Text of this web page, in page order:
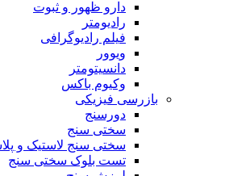
دارو ظهور و ثبوت
رادیومتر
فیلم رادیوگرافی
ویوور
دانسیتومتر
وکیوم باکس
بازرسی فیزیکی
دورسنج
سختی سنج
سختی سنج لاستیک و
تست بلوک سختی سنج